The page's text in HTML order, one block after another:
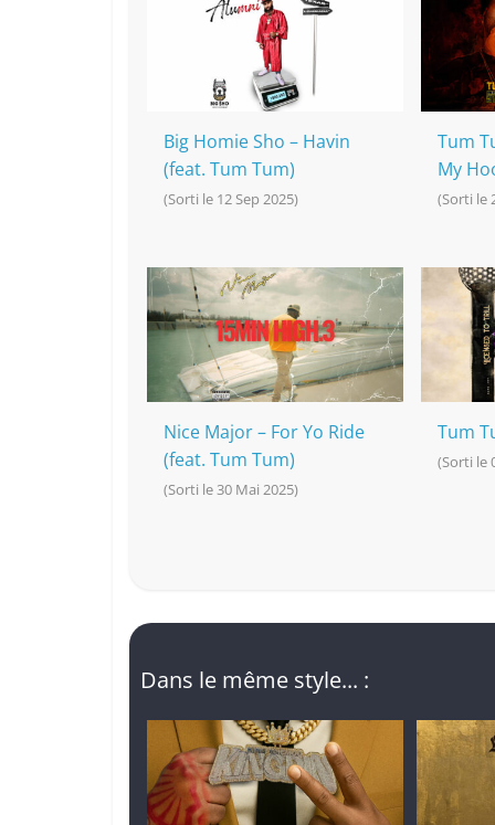
o
k
at p
Big Homie Sho – Havin
(feat. Tum Tum)
(Sorti le 12 Sep 2025)
Tum
My
(Sorti le
Nice Major – For Yo Ride
(feat. Tum Tum)
(Sorti le 30 Mai 2025)
Tum
(Sorti le
Dans le même style... :